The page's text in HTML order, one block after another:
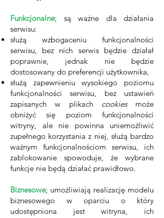
Funkcjonalne; są ważne dla działania
serwisu:
służą wzbogaceniu funkcjonalności
serwisu, bez nich serwis będzie działał
poprawnie, jednak nie będzie
dostosowany do preferencji użytkownika,
służą zapewnieniu wysokiego poziomu
funkcjonalności serwisu, bez ustawień
zapisanych w plikach cookies może
obniżyć się poziom funkcjonalności
witryny, ale nie powinna uniemożliwić
zupełnego korzystania z niej, służą bardzo
ważnym funkcjonalnościom serwisu, ich
zablokowanie spowoduje, że wybrane
funkcje nie będą działać prawidłowo.
Biznesowe; umożliwiają realizację modelu
biznesowego w oparciu o który
udostępniona jest witryna, ich